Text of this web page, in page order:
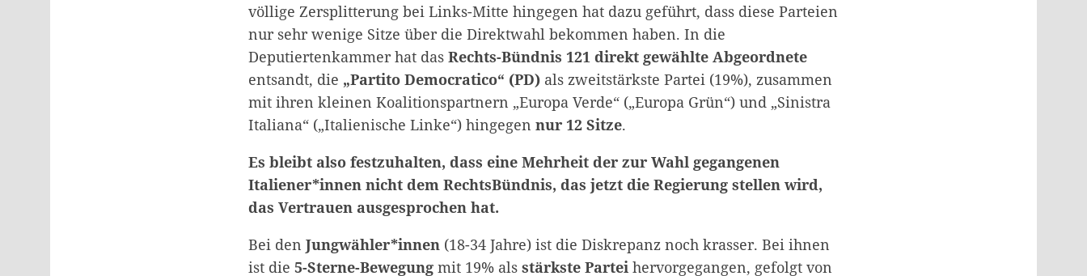
völlige Zersplitterung bei Links-Mitte hingegen hat dazu geführt, dass diese Parteien
nur sehr wenige Sitze über die Direktwahl bekommen haben. In die
Deputiertenkammer hat das Rechts-Bündnis 121 direkt gewählte Abgeordnete
entsandt, die „Partito Democratico“ (PD) als zweitstärkste Partei (19%), zusammen
mit ihren kleinen Koalitionspartnern „Europa Verde“ („Europa Grün“) und „Sinistra
Italiana“ („Italienische Linke“) hingegen nur 12 Sitze.
Es bleibt also festzuhalten, dass eine Mehrheit der zur Wahl gegangenen
Italiener*innen nicht dem RechtsBündnis, das jetzt die Regierung stellen wird,
das Vertrauen ausgesprochen hat.
Bei den Jungwähler*innen (18-34 Jahre) ist die Diskrepanz noch krasser. Bei ihnen
ist die 5-Sterne-Bewegung mit 19% als stärkste Partei hervorgegangen, gefolgt von